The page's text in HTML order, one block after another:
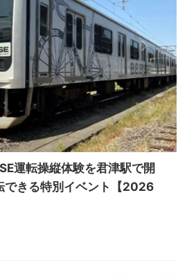
運転操縦体験を君津駅で開
できる特別イベント【2026